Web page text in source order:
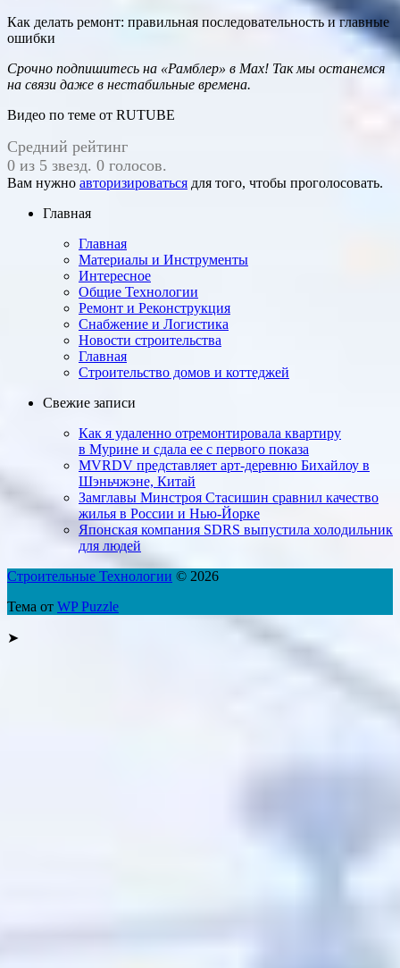
Как делать ремонт: правильная последовательность и главные
ошибки
Срочно подпишитесь на «Рамблер» в Max! Так мы останемся
на связи даже в нестабильные времена.
Видео по теме от RUTUBE
Средний рейтинг
0 из 5 звезд. 0 голосов.
Вам нужно авторизироваться для того, чтобы проголосовать.
Главная
Главная
Материалы и Инструменты
Интересное
Общие Технологии
Ремонт и Реконструкция
Снабжение и Логистика
Новости строительства
Главная
Строительство домов и коттеджей
Свежие записи
Как я удаленно отремонтировала квартиру
в Мурине и сдала ее с первого показа
MVRDV представляет арт-деревню Бихайлоу в
Шэньчжэне, Китай
Замглавы Минстроя Стасишин сравнил качество
жилья в России и Нью-Йорке
Японская компания SDRS выпустила холодильник
для людей
Строительные Технологии © 2026
Тема от WP Puzzle
➤